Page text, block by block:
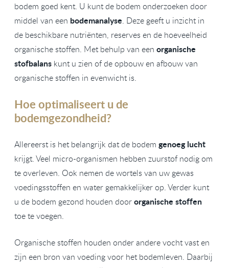
bodem goed kent. U kunt de bodem onderzoeken door
middel van een bodemanalyse. Deze geeft u inzicht in
de beschikbare nutriënten, reserves en de hoeveelheid
organische stoffen. Met behulp van een organische
stofbalans kunt u zien of de opbouw en afbouw van
organische stoffen in evenwicht is.
Hoe optimaliseert u de
bodemgezondheid?
Allereerst is het belangrijk dat de bodem genoeg lucht
krijgt. Veel micro-organismen hebben zuurstof nodig om
te overleven. Ook nemen de wortels van uw gewas
voedingsstoffen en water gemakkelijker op. Verder kunt
u de bodem gezond houden doororganische stoffen
toe te voegen.
Organische stoffen houden onder andere vocht vast en
zijn een bron van voeding voor het bodemleven. Daarbij